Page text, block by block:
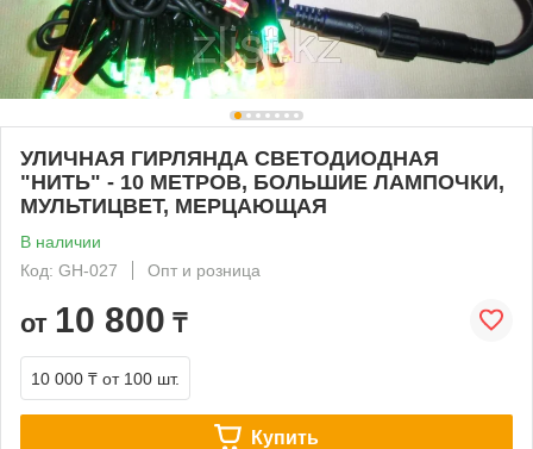
УЛИЧНАЯ ГИРЛЯНДА СВЕТОДИОДНАЯ
"НИТЬ" - 10 МЕТРОВ, БОЛЬШИЕ ЛАМПОЧКИ,
МУЛЬТИЦВЕТ, МЕРЦАЮЩАЯ
В наличии
Код: GH-027
Опт и розница
от 10 800 ₸
10 000 ₸ от 100 шт.
Купить